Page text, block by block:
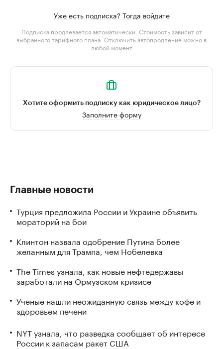
Уже есть подписка? Тогда войдите
Подписка продлевается автоматически. Стоимость зависит от
выбранного тарифного плана . Отключить автопродление можно в
любой момент
Хотите оформить подписку как юридическое лицо?
Заполните форму
Главные новости
Турция предложила России и Украине объявить
мораторий на бои
Клинтон назвала одобрение Путина более
желанным для Трампа, чем Нобелевка
The Times узнала, как новые нефтедержавы
заработали на Ормузском кризисе
Ученые нашли неожиданную связь между кофе и
здоровьем печени
NYT узнала, что разведка сообщает об интересе
России к запасам ракет США